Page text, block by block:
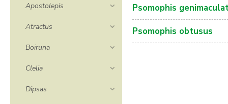
Apostolepis
Atractus
Boiruna
Clelia
Dipsas
Psomophis
Psomophis obtusus